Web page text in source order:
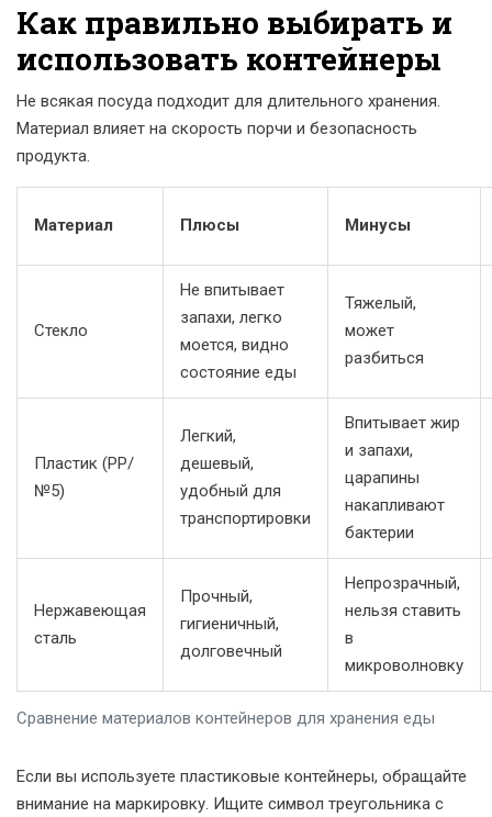
Как правильно выбирать и
использовать контейнеры
Не всякая посуда подходит для длительного хранения.
Материал влияет на скорость порчи и безопасность
продукта.
Сравнение материалов контейнеров для хранения еды
Материал Плюсы Минусы
Стекло
Не впитывает
запахи, легко
моется, видно
состояние еды
Тяжелый,
может
разбиться
Пластик (PP/
№5)
Легкий,
дешевый,
удобный для
транспортировки
Впитывает жир
и запахи,
царапины
накапливают
бактерии
Нержавеющая
сталь
Прочный,
гигиеничный,
долговечный
Непрозрачный,
нельзя ставить
в
микроволновку
Если вы используете пластиковые контейнеры, обращайте
внимание на маркировку. Ищите символ треугольника с